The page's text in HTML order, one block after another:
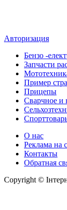
Авторизация
Бензо -
Запчасти
Пример
Прицепы
Сварчное и
О нас
Реклама на
Контакты
Обратная
Copyright ©